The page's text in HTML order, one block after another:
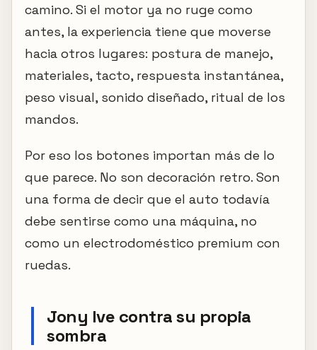
camino. Si el motor ya no ruge como
antes, la experiencia tiene que moverse
hacia otros lugares: postura de manejo,
materiales, tacto, respuesta instantánea,
peso visual, sonido diseñado, ritual de los
mandos.
Por eso los botones importan más de lo
que parece. No son decoración retro. Son
una forma de decir que el auto todavía
debe sentirse como una máquina, no
como un electrodoméstico premium con
ruedas.
Jony Ive contra su propia
sombra